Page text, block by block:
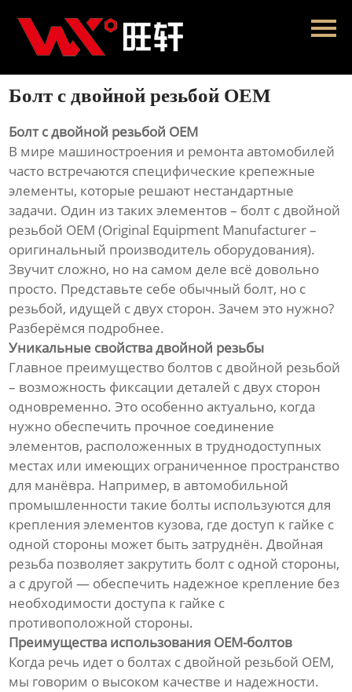
Главная
Продукция
Новости
О нас
Контакты
Болт с двойной резьбой OEM
Болт с двойной резьбой OEM
В мире машиностроения и ремонта автомобилей
часто встречаются специфические крепежные
элементы, которые решают нестандартные
задачи. Один из таких элементов – болт с двойной
резьбой OEM (Original Equipment Manufacturer –
оригинальный производитель оборудования).
Звучит сложно, но на самом деле всё довольно
просто. Представьте себе обычный болт, но с
резьбой, идущей с двух сторон. Зачем это нужно?
Разберёмся подробнее.
Уникальные свойства двойной резьбы
Главное преимущество болтов с двойной резьбой
– возможность фиксации деталей с двух сторон
одновременно. Это особенно актуально, когда
нужно обеспечить прочное соединение
элементов, расположенных в труднодоступных
местах или имеющих ограниченное пространство
для манёвра. Например, в автомобильной
промышленности такие болты используются для
крепления элементов кузова, где доступ к гайке с
одной стороны может быть затруднён. Двойная
резьба позволяет закрутить болт с одной стороны,
а с другой — обеспечить надежное крепление без
необходимости доступа к гайке с
противоположной стороны.
Преимущества использования OEM-болтов
Когда речь идет о болтах с двойной резьбой OEM,
мы говорим о высоком качестве и надежности.